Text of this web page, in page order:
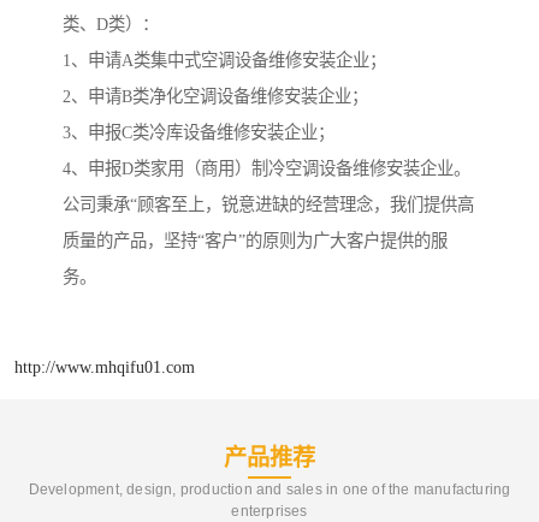
类、D类）：
1、申请A类集中式空调设备维修安装企业；
2、申请B类净化空调设备维修安装企业；
3、申报C类冷库设备维修安装企业；
4、申报D类家用（商用）制冷空调设备维修安装企业。
公司秉承“顾客至上，锐意进缺的经营理念，我们提供高
质量的产品，坚持“客户”的原则为广大客户提供的服
务。
http://www.mhqifu01.com
产品推荐
Development, design, production and sales in one of the manufacturing
enterprises